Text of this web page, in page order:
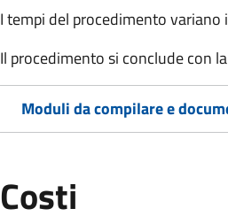
I tempi del procedimento variano
Il procedimento si conclude con
Moduli da compilare e
Costi